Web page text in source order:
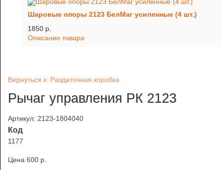
Шаровые опоры 2123 БелМаг усиленные (4 шт.)
1850 p.
Описание товара
Вернуться к: Раздаточная коробка
Рычаг управления РК 2123
Артикул: 2123-1804040
Код
1177
Цена 600 p.